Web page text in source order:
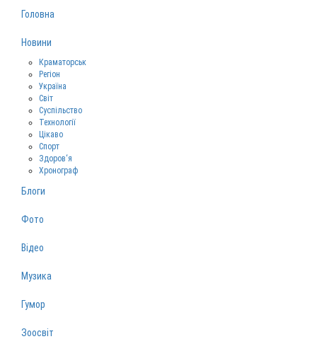
Головна
Новини
Краматорськ
Регіон
Україна
Світ
Суспільство
Технології
Цікаво
Спорт
Здоров‘я
Хронограф
Блоги
Фото
Відео
Музика
Гумор
Зоосвіт